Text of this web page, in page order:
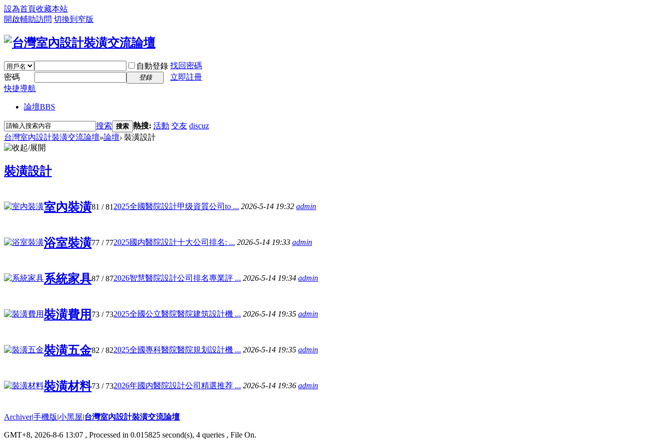
設為首頁收藏本站
開啟輔助訪問 切換到窄版
自動登錄 找回密碼
密碼
登錄
立即註冊
快捷導航
論壇BBS
搜索 搜索 熱搜: 活動 交友 discuz
台灣室內設計裝潢交流論壇»論壇› 裝潢設計
裝潢設計
室內裝潢81 / 81 2025全國醫院設計甲级資質公司to ... 2026-5-14 19:32 admin
浴室裝潢77 / 772025國内醫院設計十大公司排名: ... 2026-5-14 19:33 admin
系統家具87 / 872026智慧醫院設計公司排名專業評 ... 2026-5-14 19:34 admin
裝潢費用 73 / 732025全國公立醫院醫院建筑設計機 ... 2026-5-14 19:35 admin
裝潢五金82 / 822025全國專科醫院醫院規划設計機 ... 2026-5-14 19:35 admin
裝潢材料73 / 732026年國内醫院設計公司精選推荐 ... 2026-5-14 19:36 admin
Archiver|手機版|小黑屋|台灣室內設計裝潢交流論壇
GMT+8, 2026-8-6 13:07 , Processed in 0.015825 second(s), 4 queries , File On.